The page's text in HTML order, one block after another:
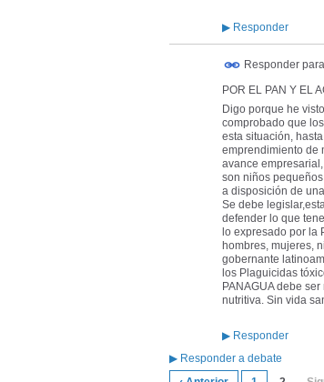
▶ Responder
Responder para
POR EL PAN Y EL
Digo porque he
comprobado que
esta situación,
emprendimiento de
avance
son niños
a disposición de
Se debe
defender lo que
lo expresado por la
hombres, mujeres,
gobernante
los Plaguicidas
PANAGUA debe
nutritiva. Sin vida
▶ Responder
▶ Responder a debate